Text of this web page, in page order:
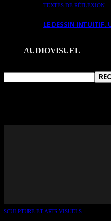
TEXTES DE RÉFLEXION
LE DESSIN INTUITIF.
AUDIOVISUEL
SCULPTURE ET ARTS VISUELS